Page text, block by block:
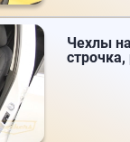
Чехлы